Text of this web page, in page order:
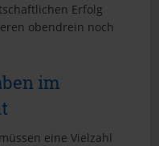
Erfolg
obendrein noch
im
eine Vielzahl